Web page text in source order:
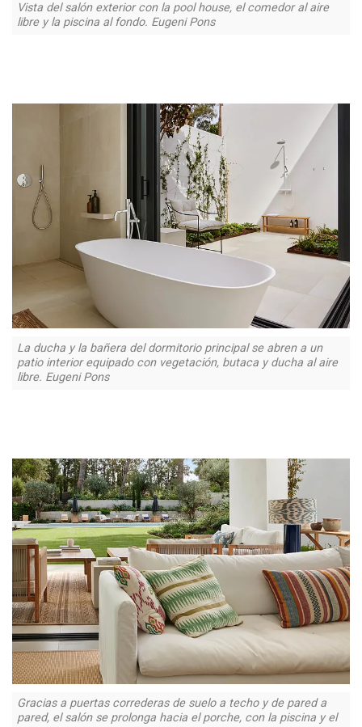
Vista del salón exterior con la pool house, el comedor al aire
libre y la piscina al fondo. Eugeni Pons
La ducha y la bañera del dormitorio principal se abren a un
patio interior equipado con vegetación, butaca y ducha al aire
libre. Eugeni Pons
Gracias a puertas correderas de suelo a techo y de pared a
pared, el salón se prolonga hacia el porche, con la piscina y el